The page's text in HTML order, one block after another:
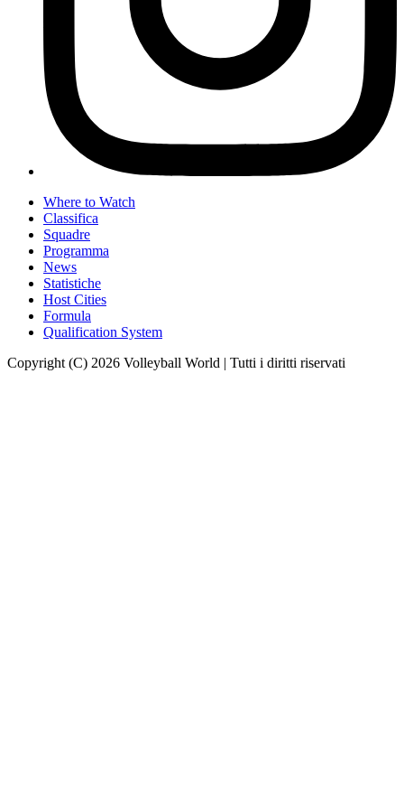
Where to Watch
Classifica
Squadre
Programma
News
Statistiche
Host Cities
Formula
Qualification System
Copyright (C) 2026 Volleyball World | Tutti i diritti riservati